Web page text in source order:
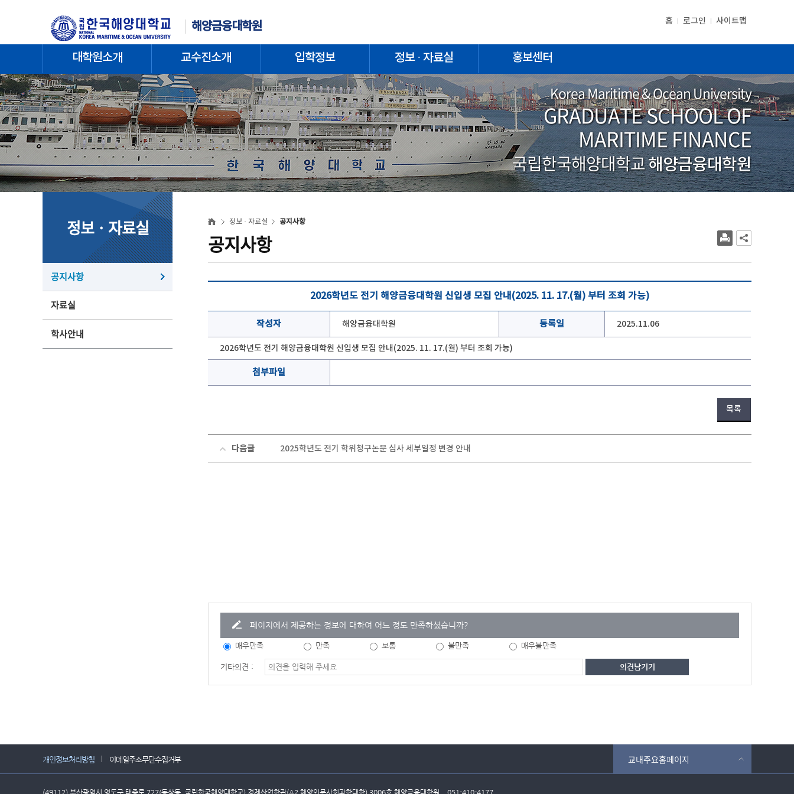
해양금융대학원 홈 로그인 사이트맵
대학원소개 교수진소개 입학정보 정보 · 자료실 홍보센터
Korea Maritime & Ocean University
GRADUATE SCHOOL OF
MARITIME FINANCE
국립한국해양대학교해양금융대학원
정보 · 자료실
공지사항
자료실
학사안내
정보 · 자료실 공지사항
공지사항
2026학년도 전기 해양금융대학원 신입생 모집 안내(2025. 11. 17.(월) 부터 조회 가능)
작성자 해양금융대학원 등록일 2025.11.06
2026학년도 전기 해양금융대학원 신입생 모집 안내(2025. 11. 17.(월) 부터 조회 가능)
첨부파일
목록
다음글 2025학년도 전기 학위청구논문 심사 세부일정 변경 안내
페이지에서 제공하는 정보에 대하여 어느 정도 만족하셨습니까?
매우만족 만족 보통 불만족 매우불만족
기타의견 :
개인정보처리방침 이메일주소무단수집거부 교내주요홈페이지
(49112) 부산광역시 영도구 태종로 727(동삼동, 국립한국해양대학교) 경제산업학관(A2 해양인문사회과학대학) 3006호 해양금융대학원 051-410-4177